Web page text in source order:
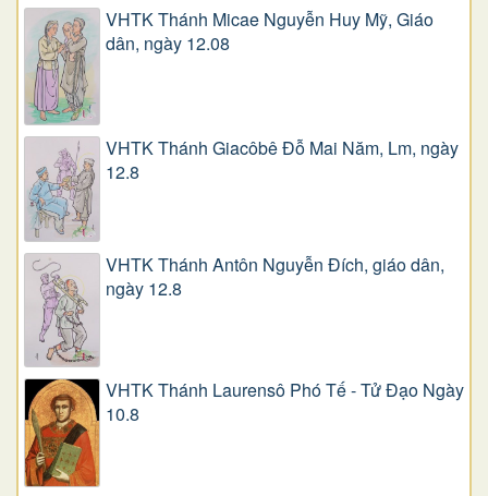
VHTK Thánh Micae Nguyễn Huy Mỹ, Giáo
dân, ngày 12.08
VHTK Thánh Giacôbê Ðỗ Mai Năm, Lm, ngày
12.8
VHTK Thánh Antôn Nguyễn Ðích, giáo dân,
ngày 12.8
VHTK Thánh Laurensô Phó Tế - Tử Đạo Ngày
10.8